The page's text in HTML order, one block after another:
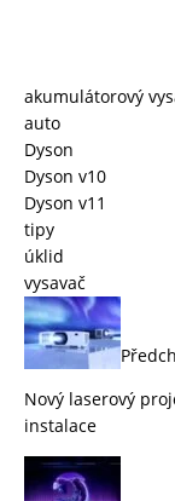
akumulátorový
auto
Dyson
Dyson v10
Dyson v11
tipy
úklid
vysavač
Nový laserový
instalace